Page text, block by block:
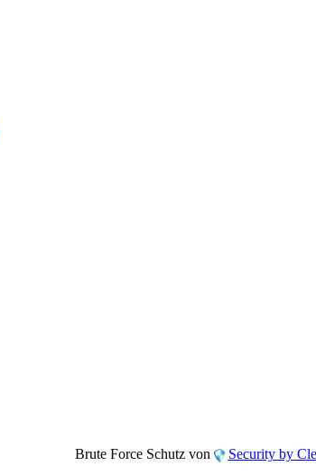
Brute Force Schutz von
Security by